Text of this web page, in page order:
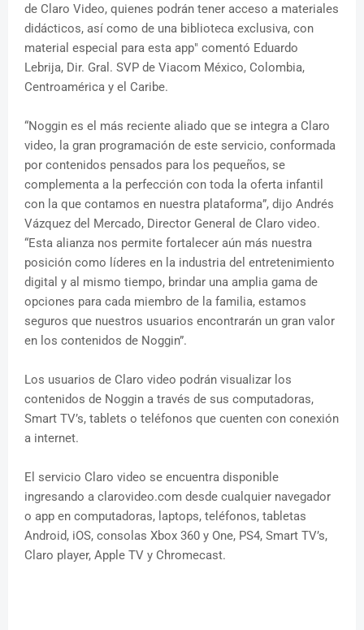
de Claro Video, quienes podrán tener acceso a materiales
didácticos, así como de una biblioteca exclusiva, con
material especial para esta app" comentó Eduardo
Lebrija, Dir. Gral. SVP de Viacom México, Colombia,
Centroamérica y el Caribe.
“Noggin es el más reciente aliado que se integra a Claro
video, la gran programación de este servicio, conformada
por contenidos pensados para los pequeños, se
complementa a la perfección con toda la oferta infantil
con la que contamos en nuestra plataforma”, dijo Andrés
Vázquez del Mercado, Director General de Claro video.
“Esta alianza nos permite fortalecer aún más nuestra
posición como líderes en la industria del entretenimiento
digital y al mismo tiempo, brindar una amplia gama de
opciones para cada miembro de la familia, estamos
seguros que nuestros usuarios encontrarán un gran valor
en los contenidos de Noggin”.
Los usuarios de Claro video podrán visualizar los
contenidos de Noggin a través de sus computadoras,
Smart TV’s, tablets o teléfonos que cuenten con conexión
a internet.
El servicio Claro video se encuentra disponible
ingresando a clarovideo.com desde cualquier navegador
o app en computadoras, laptops, teléfonos, tabletas
Android, iOS, consolas Xbox 360 y One, PS4, Smart TV’s,
Claro player, Apple TV y Chromecast.